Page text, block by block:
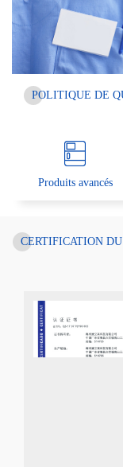
POLITIQUE DE
Produits avancés
CERTIFICATION